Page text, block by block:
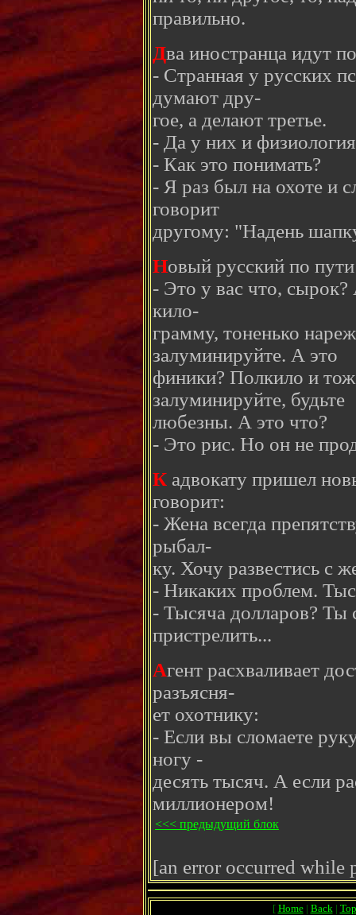
правильно.
Два иностранца идут
- Странная у русских
думают дру-
гое, а делают третье.
- Да у них и
- Как это понимать?
- Я раз был на охоте и
говорит
другому: "Надень
Новый русский по пути
- Это у вас что,
кило-
грамму, тоненько
залуминируйте. А это
финики? Полкило и
залуминируйте, будьте
любезны. А это что?
- Это рис. Но он не
К адвокату пришел
говорит:
- Жена всегда
рыбал-
ку. Хочу развестись с
- Никаких проблем.
- Тысяча долларов? Ты
пристрелить...
Агент расхваливает
разъясня-
ет охотнику:
- Если вы сломаете
ногу -
десять тысяч. А если
миллионером!
<<< предыдущий блок
[an error occurred while
[ Home| Back| Top